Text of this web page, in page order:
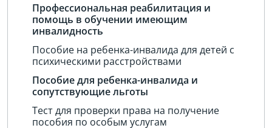
Профессиональная реабилитация и
помощь в обучении имеющим
инвалидность
Пособие на ребенка-инвалида для детей с
психическими расстройствами
Пособие для ребенка-инвалида и
сопутствующие льготы
Тест для проверки права на получение
пособия по особым услугам